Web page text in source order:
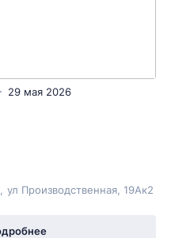
29 мая 2026
ул Производственная , 19Ак2